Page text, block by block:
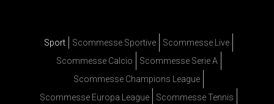
Sport Scommesse Sportive
Scommesse Live
Scommesse Calcio
Scommesse Serie A
Scommesse Champions League
Scommesse Europa League
Scommesse Tennis